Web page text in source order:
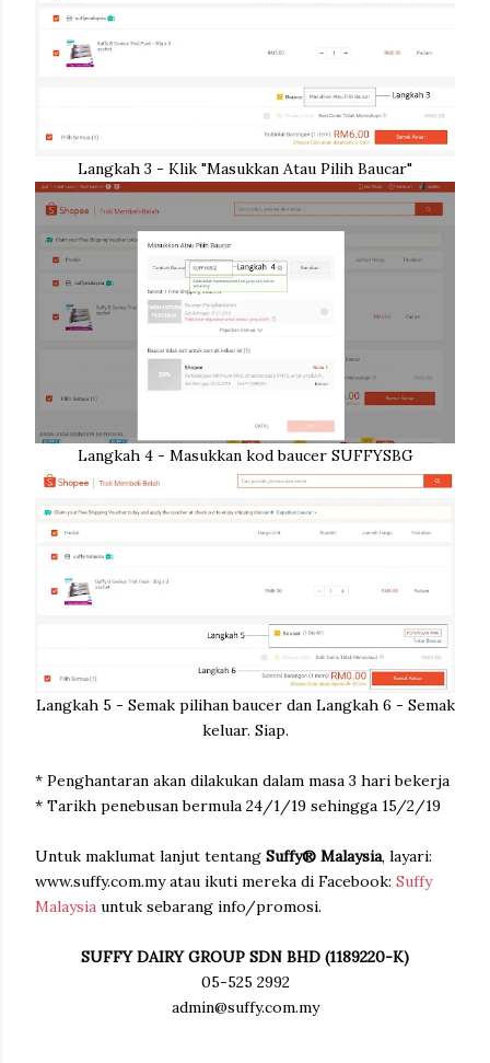
Langkah 3 - Klik "Masukkan Atau Pilih Baucar"
Langkah 4 - Masukkan kod baucer SUFFYSBG
Langkah 5 - Semak pilihan baucer dan Langkah 6 - Semak
keluar. Siap.
* Penghantaran akan dilakukan dalam masa 3 hari bekerja
* Tarikh penebusan bermula 24/1/19 sehingga 15/2/19
Untuk maklumat lanjut tentang Suffy® Malaysia, layari:
www.suffy.com.my atau ikuti mereka di Facebook: Suffy
Malaysia untuk sebarang info/promosi.
SUFFY DAIRY GROUP SDN BHD (1189220-K)
05-525 2992
admin@suffy.com.my